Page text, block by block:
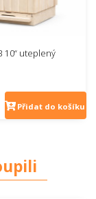
10“ uteplený
Přidat do košíku